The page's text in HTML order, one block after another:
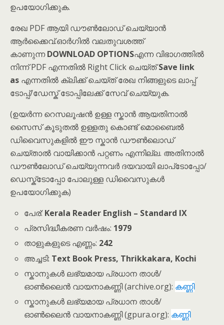
ഉപയോഗിക്കുക.
രേഖ PDF ആയി ഡൗൺലോഡ് ചെയ്യാൻ
ആർക്കൈവ്.ഓർഗിൽ വലതുവശത്ത്
കാണുന്നDOWNLOAD OPTIONSഎന്ന വിഭാഗത്തിൽ
നിന്ന് PDF എന്നതിൽ Right Click ചെയ്ത്Save link
as എന്നതിൽ ക്ലിക്ക് ചെയ്ത് രേഖ നിങ്ങളുടെ ലാപ്പ്
ടോപ്പ്/ഡേസ്ക് ടോപ്പിലേക്ക് സേവ് ചെയ്യുക.
(ഉയർന്ന റെസലൂഷൻ ഉള്ള സ്കാൻ ആയതിനാൽ
സൈസ് കൂടുതൽ ഉള്ളതു കൊണ്ട് മൊബൈൽ
ഡിവൈസുകളിൽ ഈ സ്കാൻ ഡൗൺലൊഡ്
ചെയ്താൽ വായിക്കാൻ പറ്റണം എന്നില്ല. അതിനാൽ
ഡൗൺലോഡ് ചെയ്യുന്നവർ ദയവായി ലാപ്‌ടോപ്പോ/
ഡെസ്ക്‌ടോപ്പോ പോലുള്ള ഡിവൈസുകൾ
ഉപയോഗിക്കുക)
പേര്:Kerala Reader English – Standard IX
പ്രസിദ്ധീകരണ വർഷം: 1979
താളുകളുടെ എണ്ണം: 242
അച്ചടി: Text Book Press, Thrikkakara, Kochi
സ്കാനുകൾ ലഭ്യമായ പ്രധാന താൾ/
ഓൺലൈൻ വായനാകണ്ണി (archive.org): കണ്ണി
സ്കാനുകൾ ലഭ്യമായ പ്രധാന താൾ/
ഓൺലൈൻ വായനാകണ്ണി (gpura.org): കണ്ണി